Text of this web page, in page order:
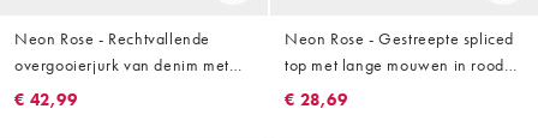
Neon Rose - Rechtvallende
overgooierjurk van denim met
knopen in indigo blauw
€ 42,99
Neon Rose - Gestreepte spliced
top met lange mouwen in rood
en roze, deel van co-ord set
€ 28,69